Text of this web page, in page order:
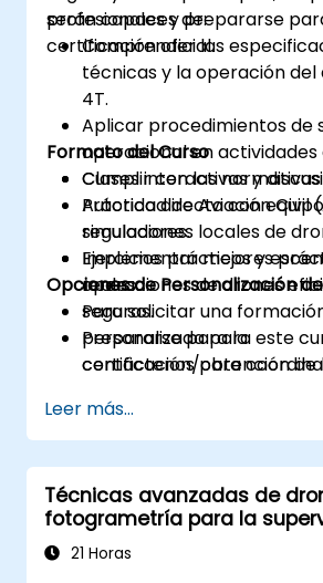
profesionales y prepararse
certificación oficial.
serán capaces de:
Comprender las
técnicas y la operación del
4T.
Aplicar procedimientos de
operacional en actividades
Cumplir con las
Autoridad de Aviación Civil
regulaciones locales de
Implementar mejores
operaciones de drones
seguras.
Prepararse para la
certificación/obtención de
Formato del Curso
Clases interactivas y
Práctica directa con
simuladores.
Ejercicios prácticos y
reales.
Opciones de Personalización
Para solicitar una
personalizada para este
contáctenos para
Leer más...
Técnicas avanzadas de
fotogrametría para la
infraestructuras
21 Horas